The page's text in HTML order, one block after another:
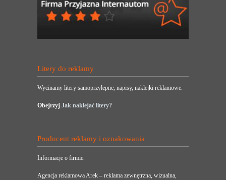
Litery do reklamy
Wycinamy litery samoprzylepne, napisy, naklejki reklamowe.
Obejrzyj Jak naklejać litery?
Producent reklamy i oznakowania
Informacje o firmie.
Agencja reklamowa Arek – reklama zewnętrzna, wizualna,